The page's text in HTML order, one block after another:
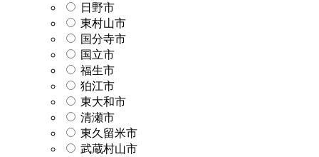
日野市
東村山市
国分寺市
国立市
福生市
狛江市
東大和市
清瀬市
東久留米市
武蔵村山市